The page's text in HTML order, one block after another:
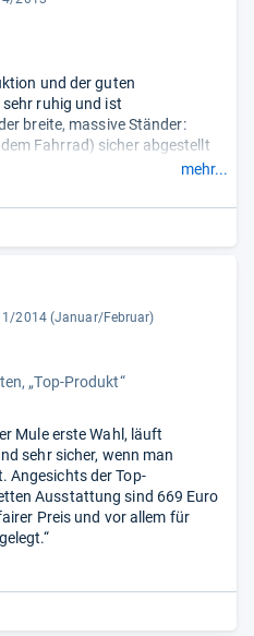
und der guten
sehr ruhig und ist
breite, massive Ständer:
Fahrrad) sicher abgestellt
sich Deichsel und Hinterrad
mehr...
1/2014 (Januar/Februar)
„Top-Produkt“
Mule erste Wahl, läuft
sehr sicher, wenn man
Angesichts der Top-
Ausstattung sind 669 Euro
Preis und vor allem für